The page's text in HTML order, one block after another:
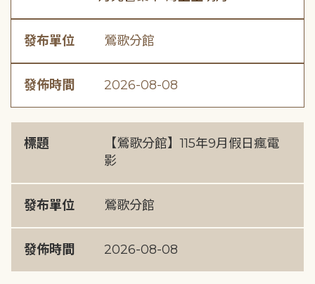
發布單位 鶯歌分館
發佈時間 2026-08-08
標題
【鶯歌分館】115年9月假日瘋電
影
發布單位 鶯歌分館
發佈時間 2026-08-08